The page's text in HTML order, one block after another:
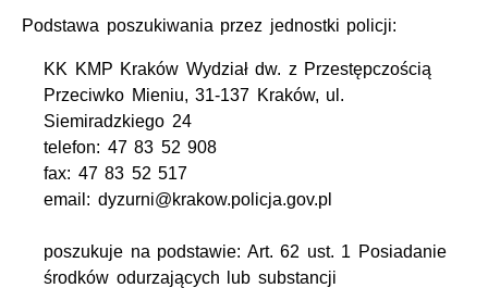
Podstawa poszukiwania przez jednostki policji:
KK KMP Kraków Wydział dw. z Przestępczością
Przeciwko Mieniu, 31-137 Kraków, ul.
Siemiradzkiego 24
telefon: 47 83 52 908
fax: 47 83 52 517
email: dyzurni@krakow.policja.gov.pl
poszukuje na podstawie: Art. 62 ust. 1 Posiadanie
środków odurzających lub substancji